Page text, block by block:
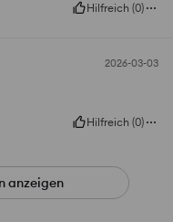
Hilfreich (0)
2026-03-03
Hilfreich (0)
anzeigen